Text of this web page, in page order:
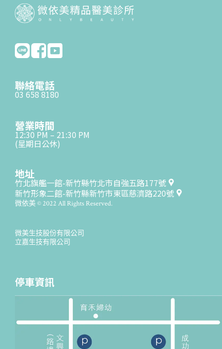
聯絡電話
03 658 8180
營業時間
12:30 PM – 21:30 PM
(星期日公休)
地址
竹北旗艦一館-新竹縣竹北市自強五路177號
新竹形象二館-新竹縣新竹市東區慈濟路220號
微依美 © 2022 All Rights Reserved.
微美生技股份有限公司
立嘉生技有限公司
停車資訊